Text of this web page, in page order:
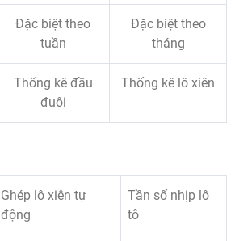
Đặc biệt theo
tuần
Đặc biệt theo
tháng
Thống kê đầu
đuôi
Thống kê lô xiên
Ghép lô xiên tự
động
Tần số nhịp lô
tô